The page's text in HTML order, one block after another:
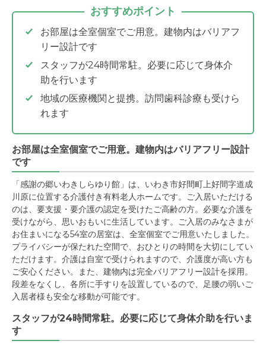
おすすめポイント
お部屋は全室個室でご用意。建物内はバリアフ
リー設計です
スタッフが24時間常駐。必要に応じて身体介
助を行います
地域の医療機関と提携。訪問歯科診療も受けら
れます
お部屋は全室個室でご用意。建物内はバリアフリー設計
です
「感謝の郷いわきしらゆり館」は、いわき市好間町上好間字道成
川原に位置する介護付き有料老人ホームです。ご入居いただける
のは、要支援・要介護の認定を受けたご高齢の方。必要な介護を
受けながら、思いおもいに生活しています。ご入居のみなさまが
お住まいになる54室の居室は、全室個室でご用意いたしました。
プライバシーが保たれた空間で、おひとりの時間を大切にしてい
ただけます。介護は自室で受けられますので、介護度が高い方も
ご安心ください。また、建物内は完全バリアフリー設計を採用。
段差をなくし、各所に手すりを設置しているので、足腰の弱いご
入居者様も安全な移動が可能です。
スタッフが24時間常駐。必要に応じて身体介助を行いま
す